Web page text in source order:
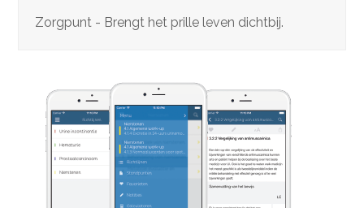
Zorgpunt - Brengt het prille leven dichtbij.